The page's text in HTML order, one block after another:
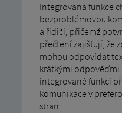
Integrovaná funkce
bezproblémovou
a řidiči, přičemž
přečtení zajišťují, že
mohou odpovídat
krátkými
integrované funkci
komunikace v
stran.